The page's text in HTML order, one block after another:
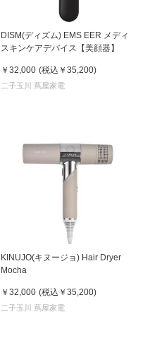
DISM(ディズム) EMS EER メディ
スキンケアデバイス【美顔器】
￥32,000 (税込 ￥35,200)
二子玉川 蔦屋家電
KINUJO(キヌージョ) Hair Dryer
Mocha
￥32,000 (税込 ￥35,200)
二子玉川 蔦屋家電